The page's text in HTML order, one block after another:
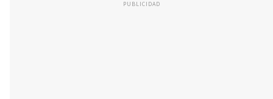
PUBLICIDAD